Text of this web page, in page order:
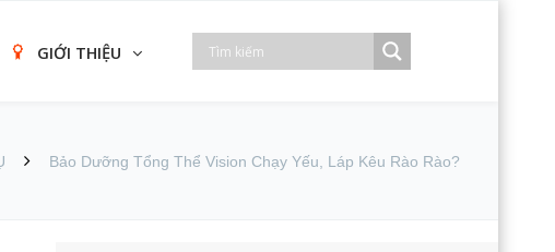
GIỚI THIỆU
Bảo Dưỡng Tổng Thể Vision Chạy Yếu, Láp Kêu Rào Rào?